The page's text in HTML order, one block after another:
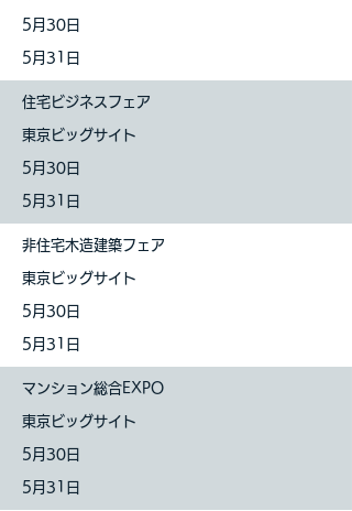
5月30日
5月31日
住宅ビジネスフェア
東京ビッグサイト
5月30 日
5月31 日
非住宅木造建築フェア
東京ビッグサイト
5月30 日
5月31 日
マンション総合EXPO
東京ビッグサイト
5月30 日
5月31 日